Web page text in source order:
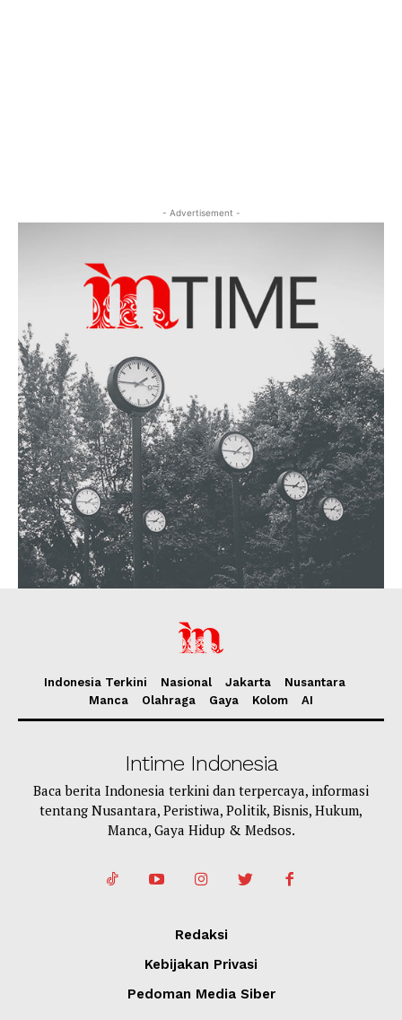
- Advertisement -
Indonesia Terkini Nasional Jakarta
Nusantara
Manca
Olahraga Gaya Kolom AI
Intime Indonesia
Baca berita Indonesia terkini dan terpercaya, informasi
tentang Nusantara, Peristiwa, Politik, Bisnis, Hukum,
Manca, Gaya Hidup & Medsos.
Redaksi
Kebijakan Privasi
Pedoman Media Siber